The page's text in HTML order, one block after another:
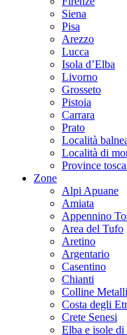
Siena
Pisa
Arezzo
Lucca
Isola d’Elba
Livorno
Grosseto
Pistoia
Carrara
Prato
Località
Località di
Province
Zone
Alpi Apuane
Amiata
Appennino
Area del Tufo
Aretino
Argentario
Casentino
Chianti
Colline
Costa degli
Crete Senesi
Elba e isole di